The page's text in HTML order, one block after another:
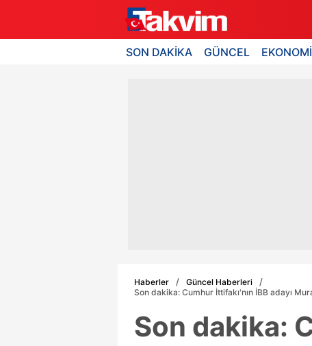
SON DAKİKA GÜNCEL EKONOMİ
Haberler
Güncel Haberleri
Son dakika: Cumhur İttifakı'nın İBB adayı
Son dakika: